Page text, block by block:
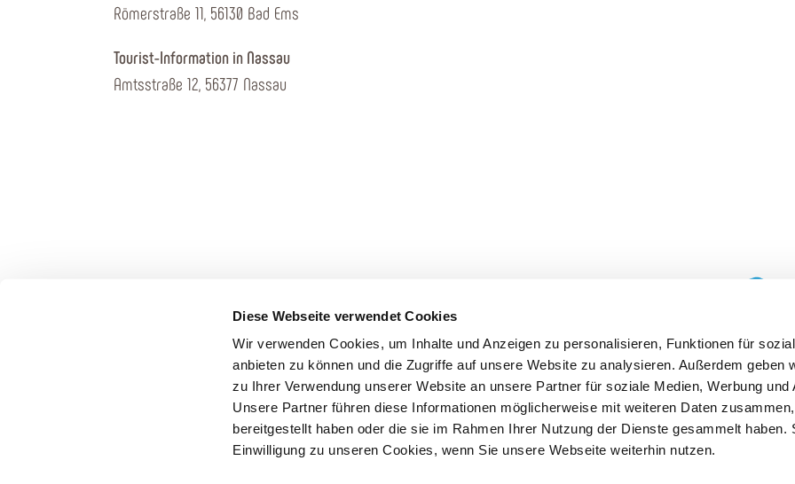
Diese Webseite verwendet Cookies
Wir verwenden Cookies, um Inhalte und Anzeigen zu personalisieren, Funktionen für
anbieten zu können und die Zugriffe auf unsere Website zu analysieren. Außerdem geben
zu Ihrer Verwendung unserer Website an unsere Partner für soziale Medien, Werbung und
Unsere Partner führen diese Informationen möglicherweise mit weiteren Daten
bereitgestellt haben oder die sie im Rahmen Ihrer Nutzung der Dienste gesammelt haben.
Einwilligung zu unseren Cookies, wenn Sie unsere Webseite weiterhin nutzen.
Römerstraße 11, 56130 Bad Ems
Tourist-Information in Nassau
Amtsstraße 12, 56377 Nassau